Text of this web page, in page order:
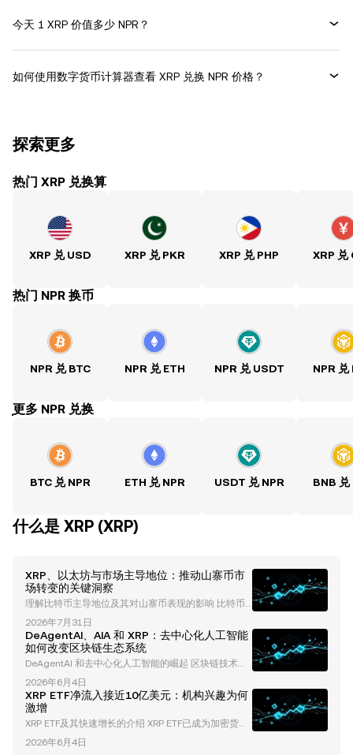
今天 1 XRP 价值多少 NPR？
如何使用数字货币计算器查看 XRP 兑换 NPR 价格？
探索更多
热门 XRP 兑换算
XRP 兑 USD XRP 兑 PKR XRP 兑 PHP XRP 兑
热门 NPR 换币
NPR 兑 BTC NPR 兑 ETH NPR 兑 USDT NPR 兑
ִִִִִִִִִִִִִִִִִִִִִִִִִִִִִִִִִִִִִִִִִִִִִִִִ更多 NPR 兑换
BTC 兑 NPR ETH 兑 NPR USDT 兑 NPR BNB 兑
什么是 XRP (XRP)
XRP、以太坊与市场主导地位：推动山寨币市
场转变的关键洞察
理解比特币主导地位及其对山寨币表现的影响 比特币
主导地位长期以来一直是理解加密货币市场趋势的重要
指标。历史上，比特币的主导地位反映了比特币在总加
密货币市值中所占的比例。截至目前，比特币的主导地
位已下降至约60-61%，这表明市场动态可能正在发生
变化。这种下降通常与资金流向山寨币相关，为像 以
太坊（ETH） 和 XRP 这样的资产创造了增长机会。 当
比特币的主导地位下降时，通常表明投资者正在将投资
组
2026年7月31日
DeAgentAI、AIA 和 XRP：去中心化人工智能
如何改变区块链生态系统
DeAgentAI 和去中心化人工智能的崛起 区块链技术与
人工智能（AI）的融合正在彻底改变科技领域，催生出
一系列创新项目，重新定义我们与数字生态系统的交互
方式。其中一个开创性的项目是 DeAgentAI ，这是一
种去中心化的 AI 代理基础设施，旨在促进跨多个区块
链网络的安全、可验证和可扩展的交互。凭借其原生代
币 AIA 和卓越的市场表现，DeAgentAI 正在成为加密
2026年6月4日
XRP ETF净流入接近10亿美元：机构兴趣为何
激增
XRP ETF及其快速增长的介绍 XRP ETF已成为加密货币
领域最具变革性的投资工具之一。在推出数周内，其累
计净流入接近10亿美元，这些ETF以前所未有的速度吸
2026年6月4日